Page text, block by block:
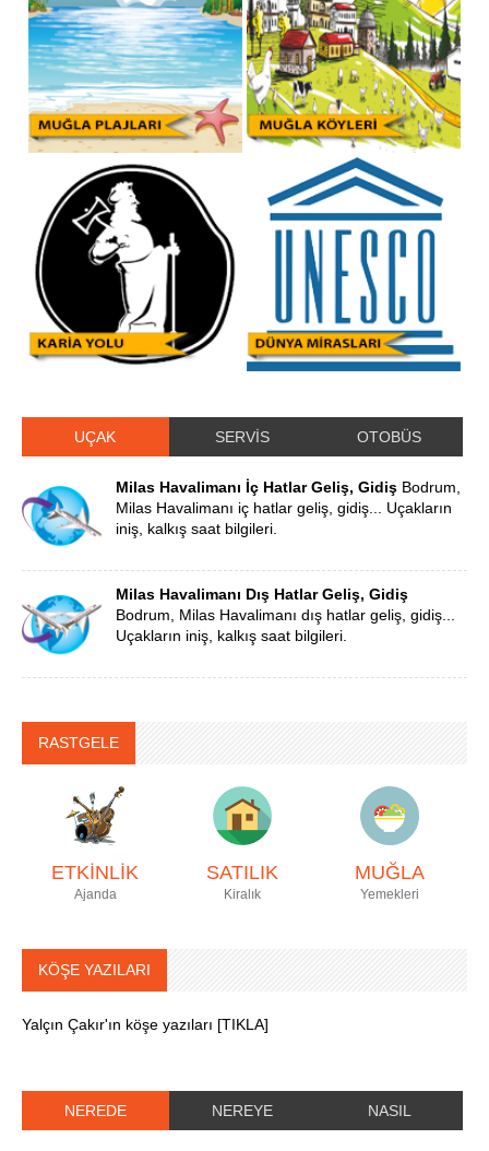
UÇAK SERVİS OTOBÜS
Milas Havalimanı İç Hatlar Geliş, Gidiş Bodrum,
Milas Havalimanı iç hatlar geliş, gidiş... Uçakların
iniş, kalkış saat bilgileri.
Milas Havalimanı Dış Hatlar Geliş, Gidiş
Bodrum, Milas Havalimanı dış hatlar geliş, gidiş...
Uçakların iniş, kalkış saat bilgileri.
RASTGELE
ETKİNLİK
Ajanda
SATILIK
Kiralık
MUĞLA
Yemekleri
KÖŞE YAZILARI
Yalçın Çakır'ın köşe yazıları [TIKLA]
NEREDE NEREYE NASIL